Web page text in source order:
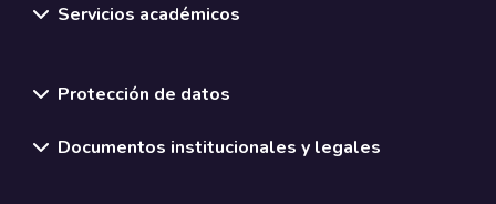
Servicios académicos
Protección de datos
Documentos institucionales y legales